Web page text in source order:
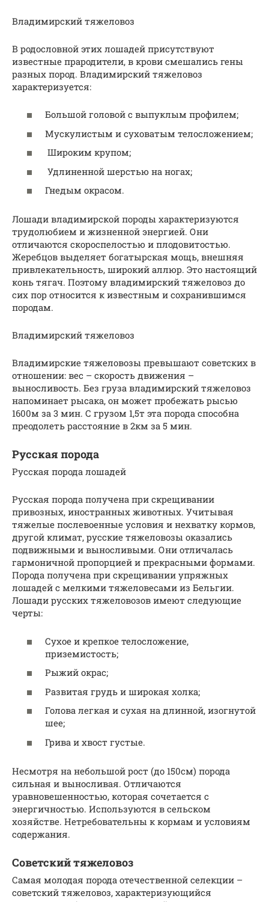
Владимирский тяжеловоз
В родословной этих лошадей присутствуют
известные прародители, в крови смешались гены
разных пород. Владимирский тяжеловоз
характеризуется:
Большой головой с выпуклым профилем;
Мускулистым и суховатым телосложением;
Широким крупом;
Удлиненной шерстью на ногах;
Гнедым окрасом.
Лошади владимирской породы характеризуются
трудолюбием и жизненной энергией. Они
отличаются скороспелостью и плодовитостью.
Жеребцов выделяет богатырская мощь, внешняя
привлекательность, широкий аллюр. Это настоящий
конь тягач. Поэтому владимирский тяжеловоз до
сих пор относится к известным и сохранившимся
породам.
Владимирский тяжеловоз
Владимирские тяжеловозы превышают советских в
отношении: вес – скорость движения –
выносливость. Без груза владимирский тяжеловоз
напоминает рысака, он может пробежать рысью
1600м за 3 мин. С грузом 1,5т эта порода способна
преодолеть расстояние в 2км за 5 мин.
Русская порода
Русская порода лошадей
Русская порода получена при скрещивании
привозных, иностранных животных. Учитывая
тяжелые послевоенные условия и нехватку кормов,
другой климат, русские тяжеловозы оказались
подвижными и выносливыми. Они отличалась
гармоничной пропорцией и прекрасными формами.
Порода получена при скрещивании упряжных
лошадей с мелкими тяжеловесами из Бельгии.
Лошади русских тяжеловозов имеют следующие
черты:
Сухое и крепкое телосложение,
приземистость;
Рыжий окрас;
Развитая грудь и широкая холка;
Голова легкая и сухая на длинной, изогнутой
шее;
Грива и хвост густые.
Несмотря на небольшой рост (до 150см) порода
сильная и выносливая. Отличаются
уравновешенностью, которая сочетается с
энергичностью. Используются в сельском
хозяйстве. Нетребовательны к кормам и условиям
содержания.
Советский тяжеловоз
Самая молодая порода отечественной селекции –
советский тяжеловоз, характеризующийся